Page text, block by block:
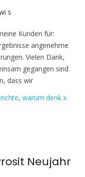
s
Kunden für:
angenehme
Vielen Dank,
gegangen sind.
dass wir
, warum denk x
Neujahr